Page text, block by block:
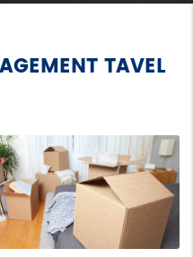
TAVEL